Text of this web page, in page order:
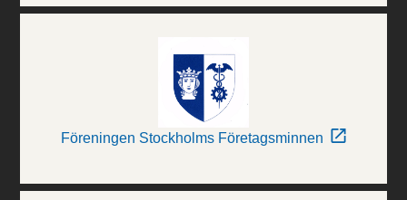
Föreningen Stockholms Företagsminnen